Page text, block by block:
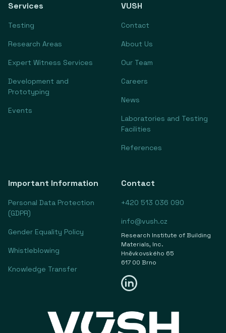
Services
Testing
Research Areas
Expert Witness Services
Development and
Prototyping
Events
VUSH
Contact
About Us
Our Team
Careers
News
Laboratories and Testing
Facilities
References
Important Information
Personal Data Protection
(GDPR)
Gender Equality Policy
Whistleblowing
Knowledge Transfer
Contact
+420 513 036 090
info@vush.cz
Research Institute of Building
Materials, Inc.
Hněvkovského 65
617 00 Brno